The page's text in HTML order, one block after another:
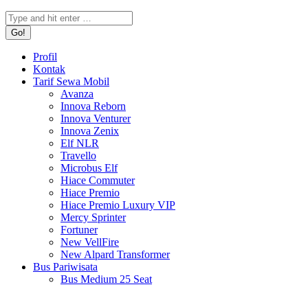
Search:
Profil
Kontak
Tarif Sewa Mobil
Avanza
Innova Reborn
Innova Venturer
Innova Zenix
Elf NLR
Travello
Microbus Elf
Hiace Commuter
Hiace Premio
Hiace Premio Luxury VIP
Mercy Sprinter
Fortuner
New VellFire
New Alpard Transformer
Bus Pariwisata
Bus Medium 25 Seat